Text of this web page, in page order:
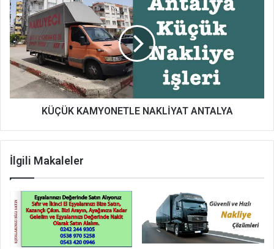
KAMYONETLE
NAKLİYAT
ANTALYA
KÜÇÜK KAMYONETLE NAKLİYAT ANTALYA
İlgili Makaleler